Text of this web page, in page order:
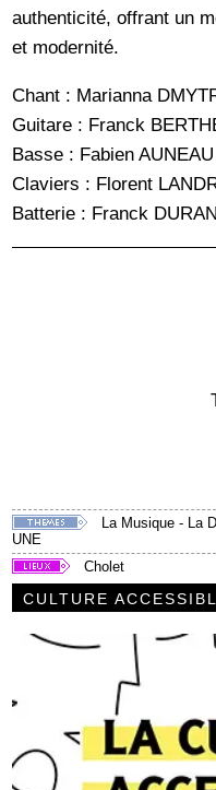
authenticité, offrant un
et modernité.
Chant : Marianna
Guitare : Franck
Basse : Fabien AUNEAU
Claviers : Florent
Batterie : Franck
La Musique - La
UNE
Cholet
CULTURE